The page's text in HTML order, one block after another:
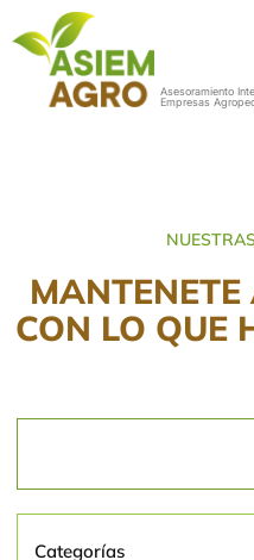
Asesoramiento
Empresas
CON LO QUE
Categorías